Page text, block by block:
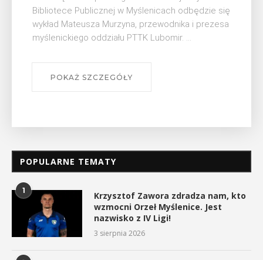
Myślimira. Wydarzenie organizowane przez
Muzeum Niepodległości w Myślenicach odbędzie
się na ...
POKAŻ SZCZEGÓŁY
POPULARNE TEMATY
1
Krzysztof Zawora zdradza nam, kto
wzmocni Orzeł Myślenice. Jest
nazwisko z IV Ligi!
3 sierpnia 2026